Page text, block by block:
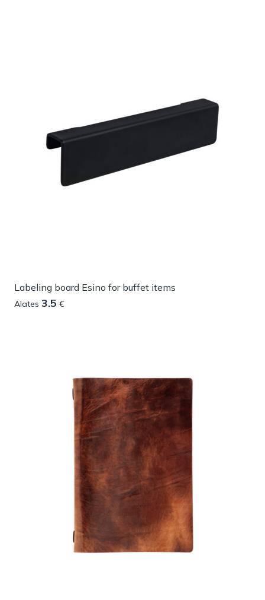
Labeling board Esino for buffet items
Alates 3.5 €